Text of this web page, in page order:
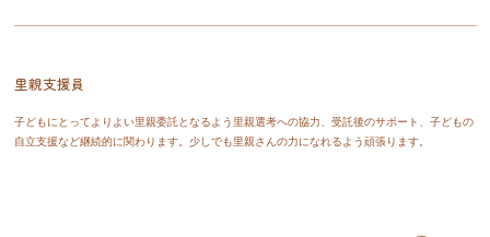
里親支援員
子どもにとってよりよい里親委託となるよう里親選考への協力、受託後のサポート、子どもの
自立支援など継続的に関わります。少しでも里親さんの力になれるよう頑張ります。